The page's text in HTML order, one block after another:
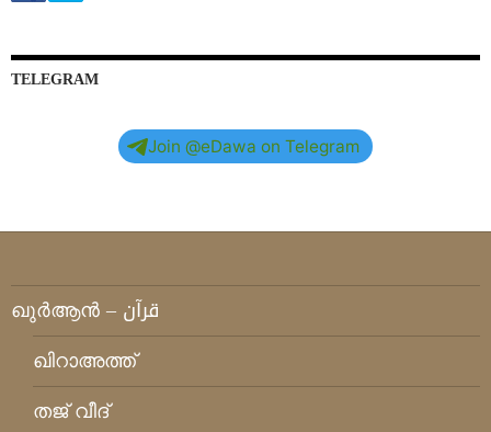
TELEGRAM
Join @eDawa on Telegram
ഖുര്‍ആന്‍ – قرآن
ഖിറാഅത്ത്
തജ് വീദ്